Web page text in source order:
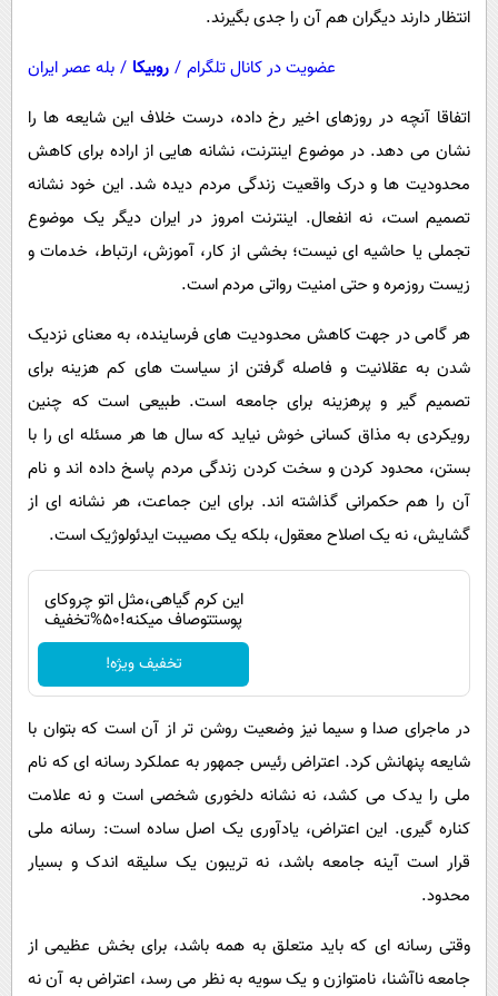
انتظار دارند دیگران هم آن را جدی بگیرند.
عضویت در کانال تلگرام / روبیکا / بله عصر ایران
اتفاقا آنچه در روزهای اخیر رخ داده، درست خلاف این شایعه ها را
نشان می دهد. در موضوع اینترنت، نشانه هایی از اراده برای کاهش
محدودیت ها و درک واقعیت زندگی مردم دیده شد. این خود نشانه
تصمیم است، نه انفعال. اینترنت امروز در ایران دیگر یک موضوع
تجملی یا حاشیه ای نیست؛ بخشی از کار، آموزش، ارتباط، خدمات و
زیست روزمره و حتی امنیت رواتی مردم است.
هر گامی در جهت کاهش محدودیت های فرساینده، به معنای نزدیک
شدن به عقلانیت و فاصله گرفتن از سیاست های کم هزینه برای
تصمیم گیر و پرهزینه برای جامعه است. طبیعی است که چنین
رویکردی به مذاق کسانی خوش نیاید که سال ها هر مسئله ای را با
بستن، محدود کردن و سخت کردن زندگی مردم پاسخ داده اند و نام
آن را هم حکمرانی گذاشته اند. برای این جماعت، هر نشانه ای از
گشایش، نه یک اصلاح معقول، بلکه یک مصیبت ایدئولوژیک است.
این کرم گیاهی،مثل اتو چروکای
پوستتوصاف میکنه!50%تخفیف
تخفیف ویژه!
در ماجرای صدا و سیما نیز وضعیت روشن تر از آن است که بتوان با
شایعه پنهانش کرد. اعتراض رئیس جمهور به عملکرد رسانه ای که نام
ملی را یدک می کشد، نه نشانه دلخوری شخصی است و نه علامت
کناره گیری. این اعتراض، یادآوری یک اصل ساده است: رسانه ملی
قرار است آینه جامعه باشد، نه تریبون یک سلیقه اندک و بسیار
محدود.
وقتی رسانه ای که باید متعلق به همه باشد، برای بخش عظیمی از
جامعه ناآشنا، نامتوازن و یک سویه به نظر می رسد، اعتراض به آن نه